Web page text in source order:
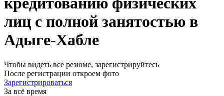
лиц с полной занятостью в
Адыге-Хабле
Чтобы видеть все резюме, зарегистрируйтесь
После регистрации откроем фото
Зарегистрироваться
За всё время